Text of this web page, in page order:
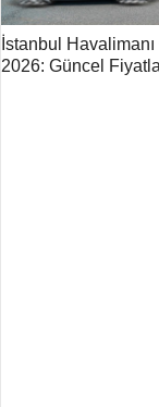
İstanbul
2026: Güncel